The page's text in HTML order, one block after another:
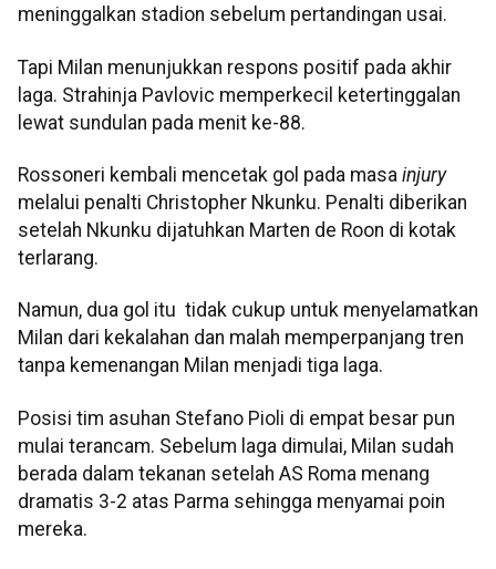
meninggalkan stadion sebelum pertandingan usai.
Tapi Milan menunjukkan respons positif pada akhir
laga. Strahinja Pavlovic memperkecil ketertinggalan
lewat sundulan pada menit ke-88.
Rossoneri kembali mencetak gol pada masa injury
melalui penalti Christopher Nkunku. Penalti diberikan
setelah Nkunku dijatuhkan Marten de Roon di kotak
terlarang.
Namun, dua gol itu tidak cukup untuk menyelamatkan
Milan dari kekalahan dan malah memperpanjang tren
tanpa kemenangan Milan menjadi tiga laga.
Posisi tim asuhan Stefano Pioli di empat besar pun
mulai terancam. Sebelum laga dimulai, Milan sudah
berada dalam tekanan setelah AS Roma menang
dramatis 3-2 atas Parma sehingga menyamai poin
mereka.